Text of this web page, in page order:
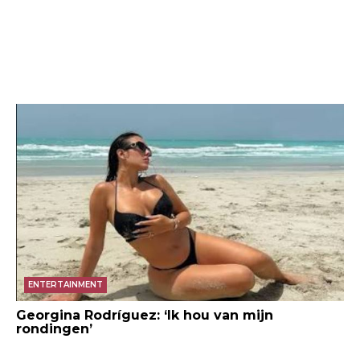
ENTERTAINMENT
Georgina Rodríguez: ‘Ik hou van mijn
rondingen’